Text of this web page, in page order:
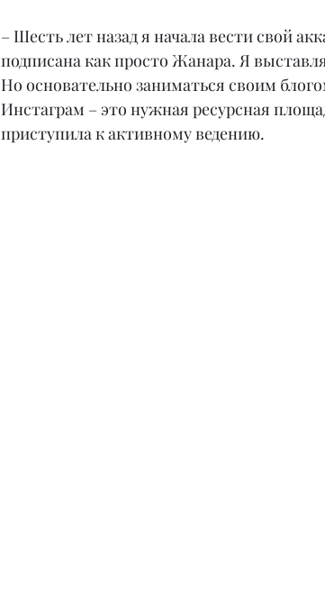
– Шесть лет назад я начала вести свой
подписана как просто Жанара. Я
Но основательно заниматься своим
Инстаграм – это нужная ресурсная
приступила к активному ведению.